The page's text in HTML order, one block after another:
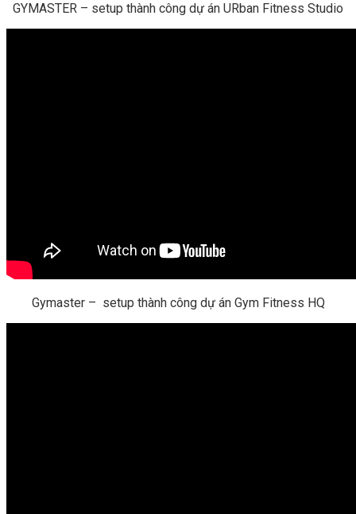
GYMASTER – setup thành công dự án URban Fitness Studio
Gymaster – setup thành công dự án Gym Fitness HQ